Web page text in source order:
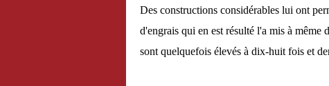
Des constructions considérables lui ont
d'engrais qui en est résulté l'a mis à même
sont quelquefois élevés à dix-huit fois et